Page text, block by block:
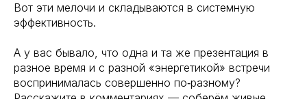
Вот эти мелочи и складываются в системную
эффективность.
А у вас бывало, что одна и та же презентация в
разное время и с разной «энергетикой» встречи
воспринималась совершенно по‑разному?